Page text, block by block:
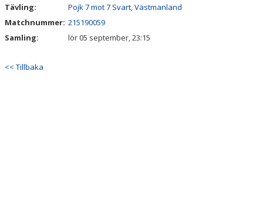
Tävling:
Pojk 7 mot 7 Svart, Västmanland
Matchnummer: 215190059
Samling:
lör 05 september, 23:15
<< Tillbaka